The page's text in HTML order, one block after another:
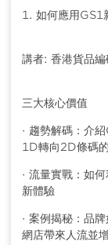
1. 如何應用GS1
講者: 香港貨品
三大核心價值
· 趨勢解碼：介
1D轉向2D條碼
· 流量實戰：如
新體驗
· 案例揭秘：品
網店帶來人流並